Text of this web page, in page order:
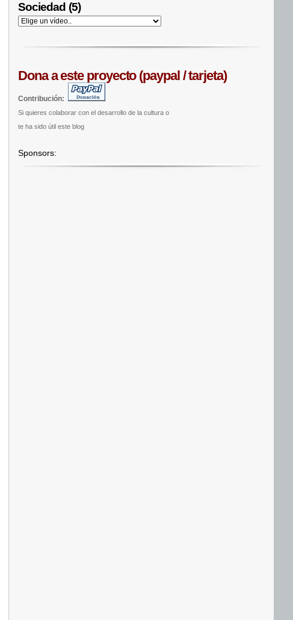
Sociedad (5)
Dona a este proyecto (paypal / tarjeta)
Contribución:
Si quieres colaborar con el desarrollo de la cultura o
te ha sido útil este blog
Sponsors: